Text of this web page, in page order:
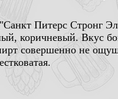
Питерс Стронг
коричневый. Вкус
совершенно не